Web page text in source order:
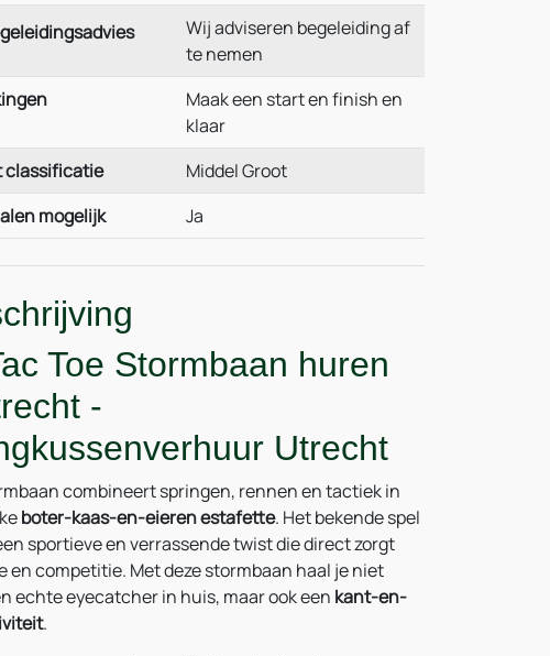
Wij adviseren begeleiding af
te nemen
Maak een start en finish en
klaar
classificatie
Middel Groot
mogelijk
Ja
Toe Stormbaan huren
-
Utrecht
combineert springen, rennen en tactiek in
boter-kaas-en-eieren estafette. Het bekende spel
sportieve en verrassende twist die direct zorgt
en competitie. Met deze stormbaan haal je niet
echte eyecatcher in huis, maar ook een kant-en-
.